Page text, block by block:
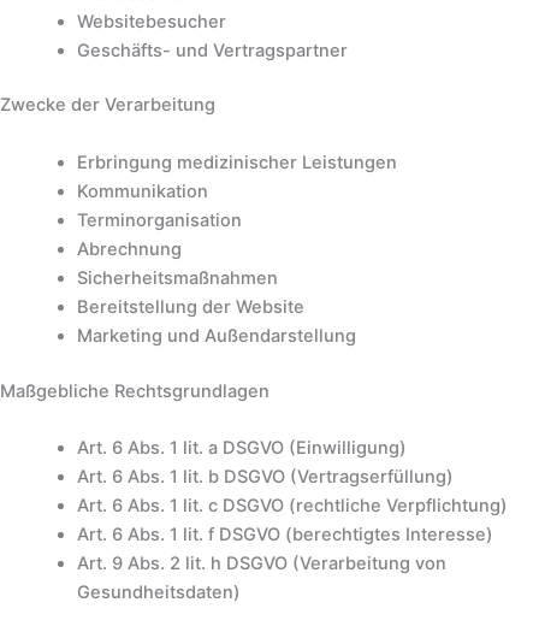
Websitebesucher
Geschäfts- und Vertragspartner
Zwecke der Verarbeitung
Erbringung medizinischer Leistungen
Kommunikation
Terminorganisation
Abrechnung
Sicherheitsmaßnahmen
Bereitstellung der Website
Marketing und Außendarstellung
Maßgebliche Rechtsgrundlagen
Art. 6 Abs. 1 lit. a DSGVO (Einwilligung)
Art. 6 Abs. 1 lit. b DSGVO (Vertragserfüllung)
Art. 6 Abs. 1 lit. c DSGVO (rechtliche Verpflichtung)
Art. 6 Abs. 1 lit. f DSGVO (berechtigtes Interesse)
Art. 9 Abs. 2 lit. h DSGVO (Verarbeitung von
Gesundheitsdaten)